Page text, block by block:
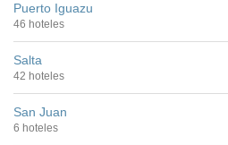
Puerto Iguazu
46 hoteles
Salta
42 hoteles
San Juan
6 hoteles